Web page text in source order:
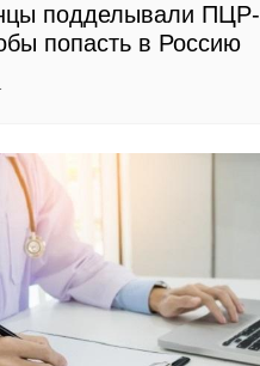
подделывали ПЦР-
попасть в Россию